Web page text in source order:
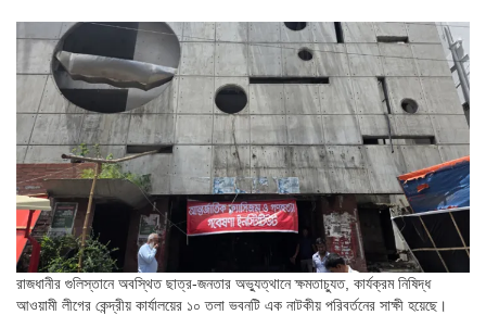
রাজধানীর গুলিস্তানে অবস্থিত ছাত্র-জনতার অভ্যুত্থানে ক্ষমতাচ্যুত, কার্যক্রম নিষিদ্ধ
আওয়ামী লীগের কেন্দ্রীয় কার্যালয়ের ১০ তলা ভবনটি এক নাটকীয় পরিবর্তনের সাক্ষী হয়েছে।